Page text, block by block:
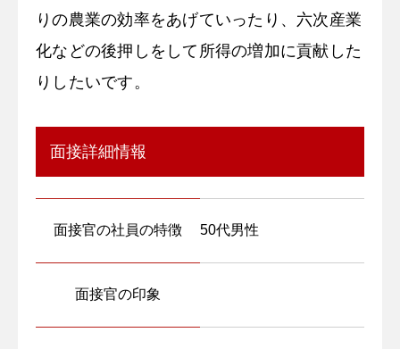
りの農業の効率をあげていったり、六次産業
化などの後押しをして所得の増加に貢献した
りしたいです。
面接詳細情報
面接官の社員の特徴 50代男性
面接官の印象